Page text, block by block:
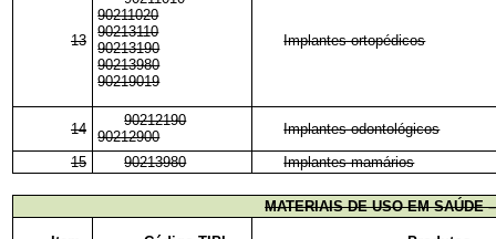
13
90211020
90213110
90213190
90213980
90219019
Implantes ortopédicos
14
90212190
90212900
Implantes odontológicos
15
90213980 Implantes mamários
MATERIAIS DE USO EM SAÚDE